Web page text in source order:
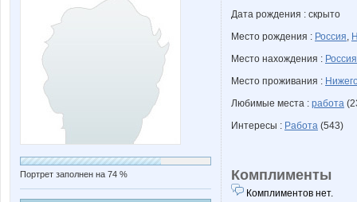
Портрет заполнен на 74 %
Дата рождения : скрыто
Место рождения : Россия,
Место нахождения : Россия
Место проживания :
Любимые места : работа
Интересы : Работа (543)
Комплименты
Комплиментов нет.